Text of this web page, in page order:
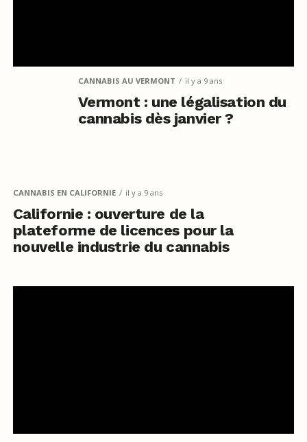
CANNABIS AU VERMONT il y a 9 ans
Vermont : une légalisation du
cannabis dès janvier ?
CANNABIS EN CALIFORNIE il y a 9 ans
Californie : ouverture de la
plateforme de licences pour la
nouvelle industrie du cannabis